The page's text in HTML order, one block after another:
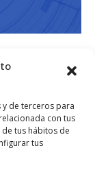
de terceros para
con tus
tus hábitos de
tus